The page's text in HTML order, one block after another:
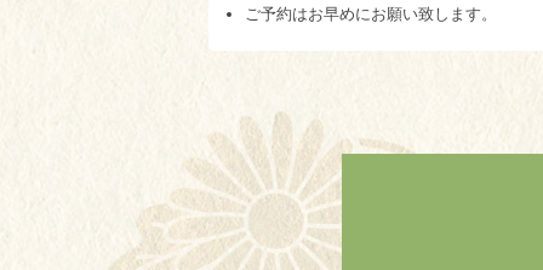
ご予約はお早めにお願い致します。